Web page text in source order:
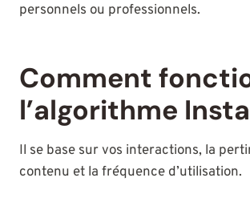
personnels ou professionnels.
Comment
l’algorithme
Il se base sur vos interactions, la
contenu et la fréquence d’utilisation.